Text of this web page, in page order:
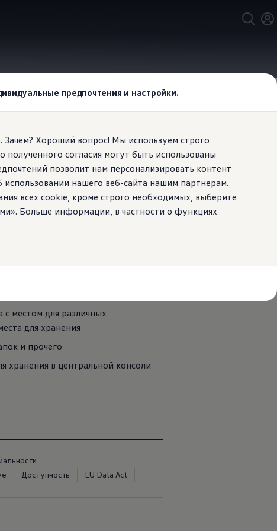
предпочтения и настройки.
Зачем? Хороший вопрос! Мы используем строго
согласия могут быть использованы
позволит нам персонализировать контент
нашего веб-сайта нашим партнерам.
всех cookie, кроме строго необходимых, выберите
Больше информации, в частности о функциях
найдет свое место в кабине
с местом для различных
для хранения
и прочего
хранения в центральной консоли
Доступность EU Data Act